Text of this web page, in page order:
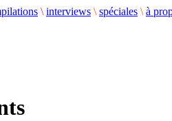
\ interviews \ spéciales \ à